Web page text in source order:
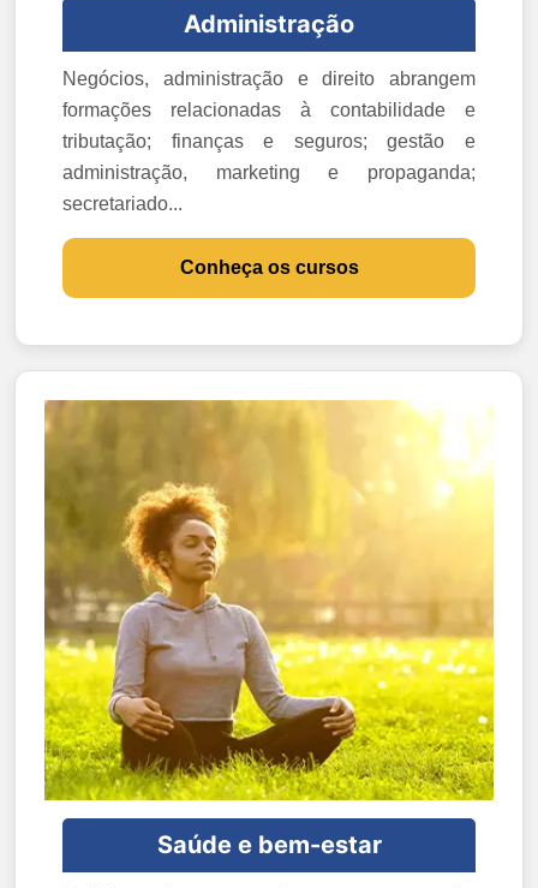
Administração
Negócios, administração e direito abrangem
formações relacionadas à contabilidade e
tributação; finanças e seguros; gestão e
administração, marketing e propaganda;
secretariado...
Conheça os cursos
Saúde e bem-estar